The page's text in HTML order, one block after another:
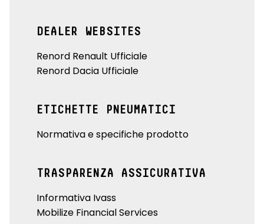
DEALER WEBSITES
Renord Renault Ufficiale
Renord Dacia Ufficiale
ETICHETTE PNEUMATICI
Normativa e specifiche prodotto
TRASPARENZA ASSICURATIVA
Informativa Ivass
Mobilize Financial Services